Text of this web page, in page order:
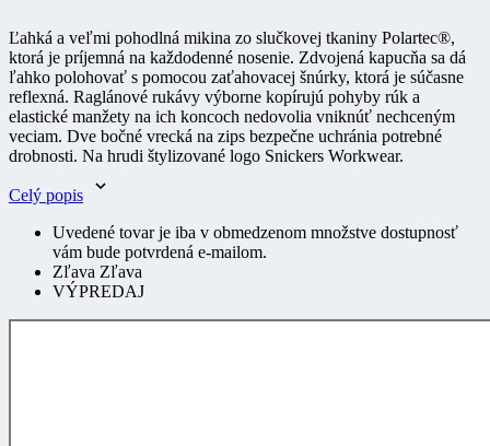
ľahko polohovať s pomocou zaťahovacej šnúrky, ktorá je súčasne
reflexná. Raglánové rukávy výborne kopírujú pohyby rúk a
elastické manžety na ich koncoch nedovolia vniknúť nechceným
veciam. Dve bočné vrecká na zips bezpečne uchránia potrebné
drobnosti. Na hrudi štylizované logo Snickers Workwear.
Celý popis
Uvedené tovar je iba v obmedzenom množstve dostupnosť
Zľava Zľava
VÝPREDAJ